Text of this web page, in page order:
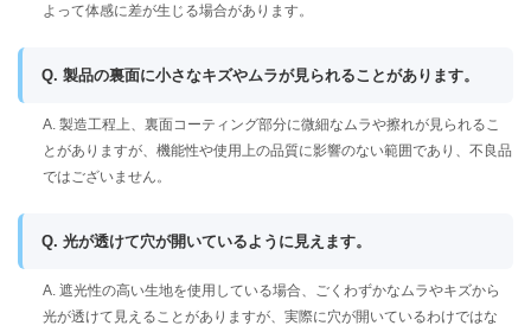
よって体感に差が生じる場合があります。
Q. 製品の裏面に小さなキズやムラが見られることがあります。
A. 製造工程上、裏面コーティング部分に微細なムラや擦れが見られるこ
とがありますが、機能性や使用上の品質に影響のない範囲であり、不良品
ではございません。
Q. 光が透けて穴が開いているように見えます。
A. 遮光性の高い生地を使用している場合、ごくわずかなムラやキズから
光が透けて見えることがありますが、実際に穴が開いているわけではな